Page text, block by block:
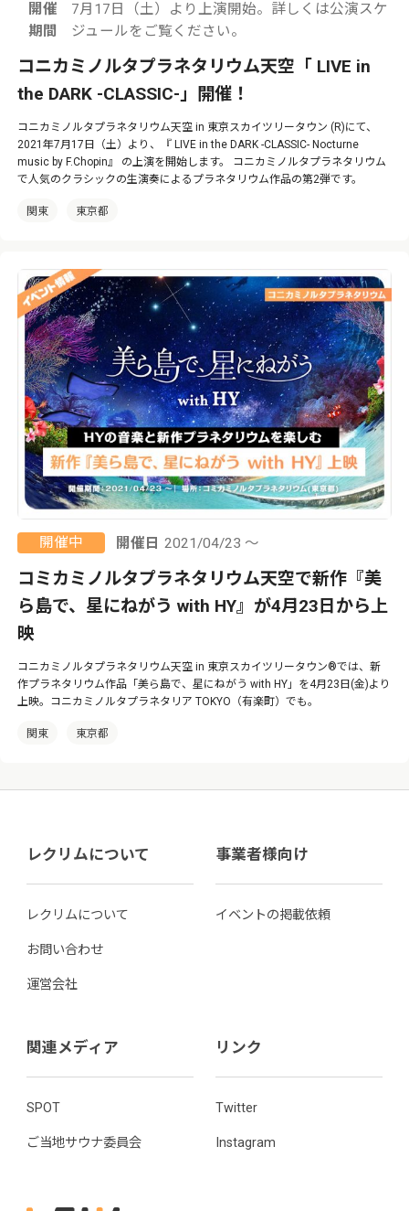
開催
期間
7月17日（土）より上演開始。詳しくは公演スケ
ジュールをご覧ください。
コニカミノルタプラネタリウム天空「 LIVE in
the DARK -CLASSIC-」開催！
コニカミノルタプラネタリウム天空 in 東京スカイツリータウン (R)にて、
2021年7月17日（土）より、『 LIVE in the DARK -CLASSIC- Nocturne
music by F.Chopin』 の上演を開始します。 コニカミノルタプラネタリウム
で人気のクラシックの生演奏によるプラネタリウム作品の第2弾です。
関東 東京都
開催中 開催日 2021/04/23 ～
コミカミノルタプラネタリウム天空で新作『美
ら島で、星にねがう with HY』が4月23日から上
映
コニカミノルタプラネタリウム天空 in 東京スカイツリータウン®では、新
作プラネタリウム作品「美ら島で、星にねがう with HY」を4月23日(金)より
上映。コニカミノルタプラネタリア TOKYO（有楽町）でも。
関東 東京都
レクリムについて
レクリムについて
お問い合わせ
運営会社
事業者様向け
イベントの掲載依頼
関連メディア
SPOT
ご当地サウナ委員会
リンク
Twitter
Instagram